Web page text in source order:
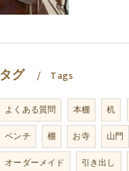
タグ Tags
よくある質問 本棚 机
ベンチ
棚 お寺
山門
オーダーメイド
引き出し